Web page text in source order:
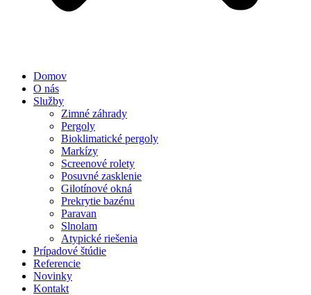
Domov
O nás
Služby
Zimné záhrady
Pergoly
Bioklimatické pergoly
Markízy
Screenové rolety
Posuvné zasklenie
Gilotínové okná
Prekrytie bazénu
Paravan
Slnolam
Atypické riešenia
Prípadové štúdie
Referencie
Novinky
Kontakt